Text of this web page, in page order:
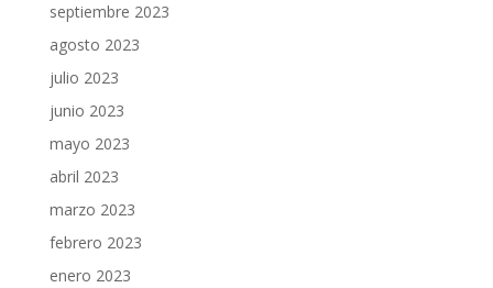
septiembre 2023
agosto 2023
julio 2023
junio 2023
mayo 2023
abril 2023
marzo 2023
febrero 2023
enero 2023